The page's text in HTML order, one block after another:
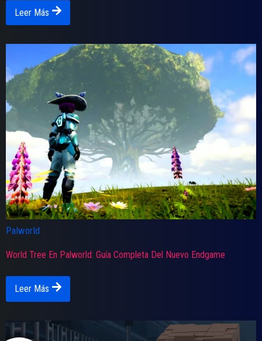
Leer Más
Palworld
World Tree En Palworld: Guía Completa Del Nuevo Endgame
Leer Más